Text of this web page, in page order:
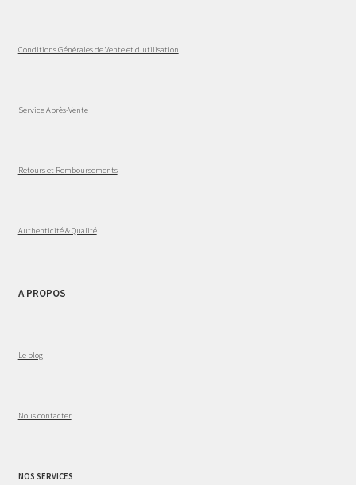
Conditions Générales de Vente et d'utilisation
Service Après-Vente
Retours et Remboursements
Authenticité & Qualité
A PROPOS
Le blog
Nous contacter
NOS SERVICES